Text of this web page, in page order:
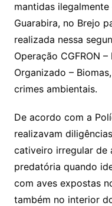
mantidas
Guarabira, no Brejo
realizada nessa
Operação CGFRON
Organizado –
crimes ambientais.
De acordo com a
realizavam
cativeiro irregular de
predatória quando
com aves expostas
também no interior